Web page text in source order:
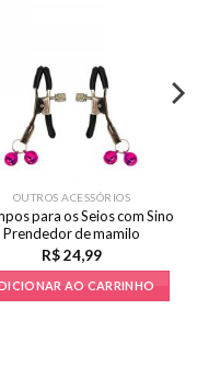
OUTROS ACESSÓRIOS
para os Seios com Sino
Prendedor de mamilo
R$24,99
AO CARRINHO